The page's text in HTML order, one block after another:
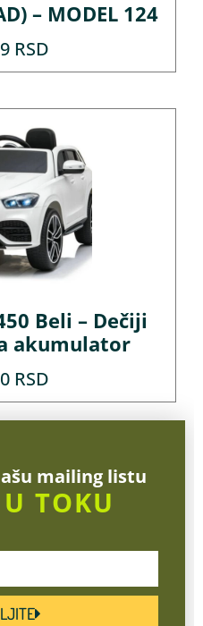
– MODEL 124
RSD
Beli – Dečiji
akumulator
RSD
mailing listu
TOKU